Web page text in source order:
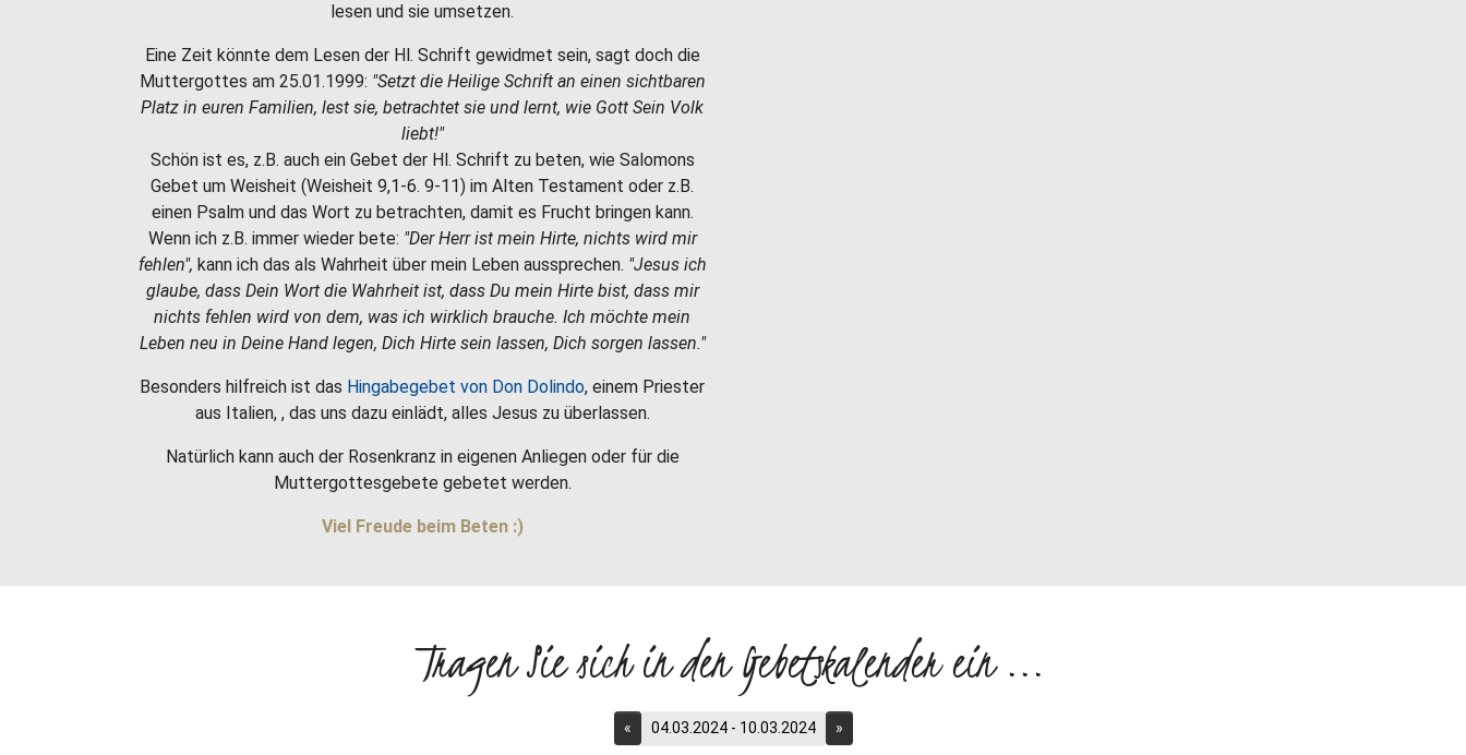
lesen und sie umsetzen.
Eine Zeit könnte dem Lesen der Hl. Schrift gewidmet sein, sagt doch die
Muttergottes am 25.01.1999: "Setzt die Heilige Schrift an einen sichtbaren
Platz in euren Familien, lest sie, betrachtet sie und lernt, wie Gott Sein Volk
liebt!"
Schön ist es, z.B. auch ein Gebet der Hl. Schrift zu beten, wie Salomons
Gebet um Weisheit (Weisheit 9,1-6. 9-11) im Alten Testament oder z.B.
einen Psalm und das Wort zu betrachten, damit es Frucht bringen kann.
Wenn ich z.B. immer wieder bete: "Der Herr ist mein Hirte, nichts wird mir
fehlen", kann ich das als Wahrheit über mein Leben aussprechen. "Jesus ich
glaube, dass Dein Wort die Wahrheit ist, dass Du mein Hirte bist, dass mir
nichts fehlen wird von dem, was ich wirklich brauche. Ich möchte mein
Leben neu in Deine Hand legen, Dich Hirte sein lassen, Dich sorgen lassen."
Besonders hilfreich ist das Hingabegebet von Don Dolindo, einem Priester
aus Italien, , das uns dazu einlädt, alles Jesus zu überlassen.
Natürlich kann auch der Rosenkranz in eigenen Anliegen oder für die
Muttergottesgebete gebetet werden.
Viel Freude beim Beten :)
Tragen Sie sich in den Gebetskalender ein ...
« 04.03.2024 - 10.03.2024 »